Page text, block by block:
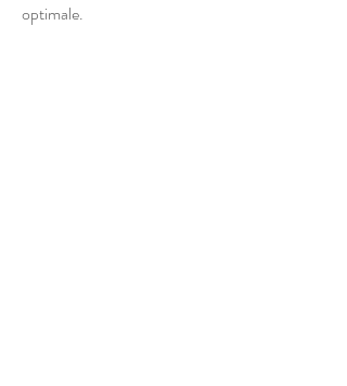
optimale.